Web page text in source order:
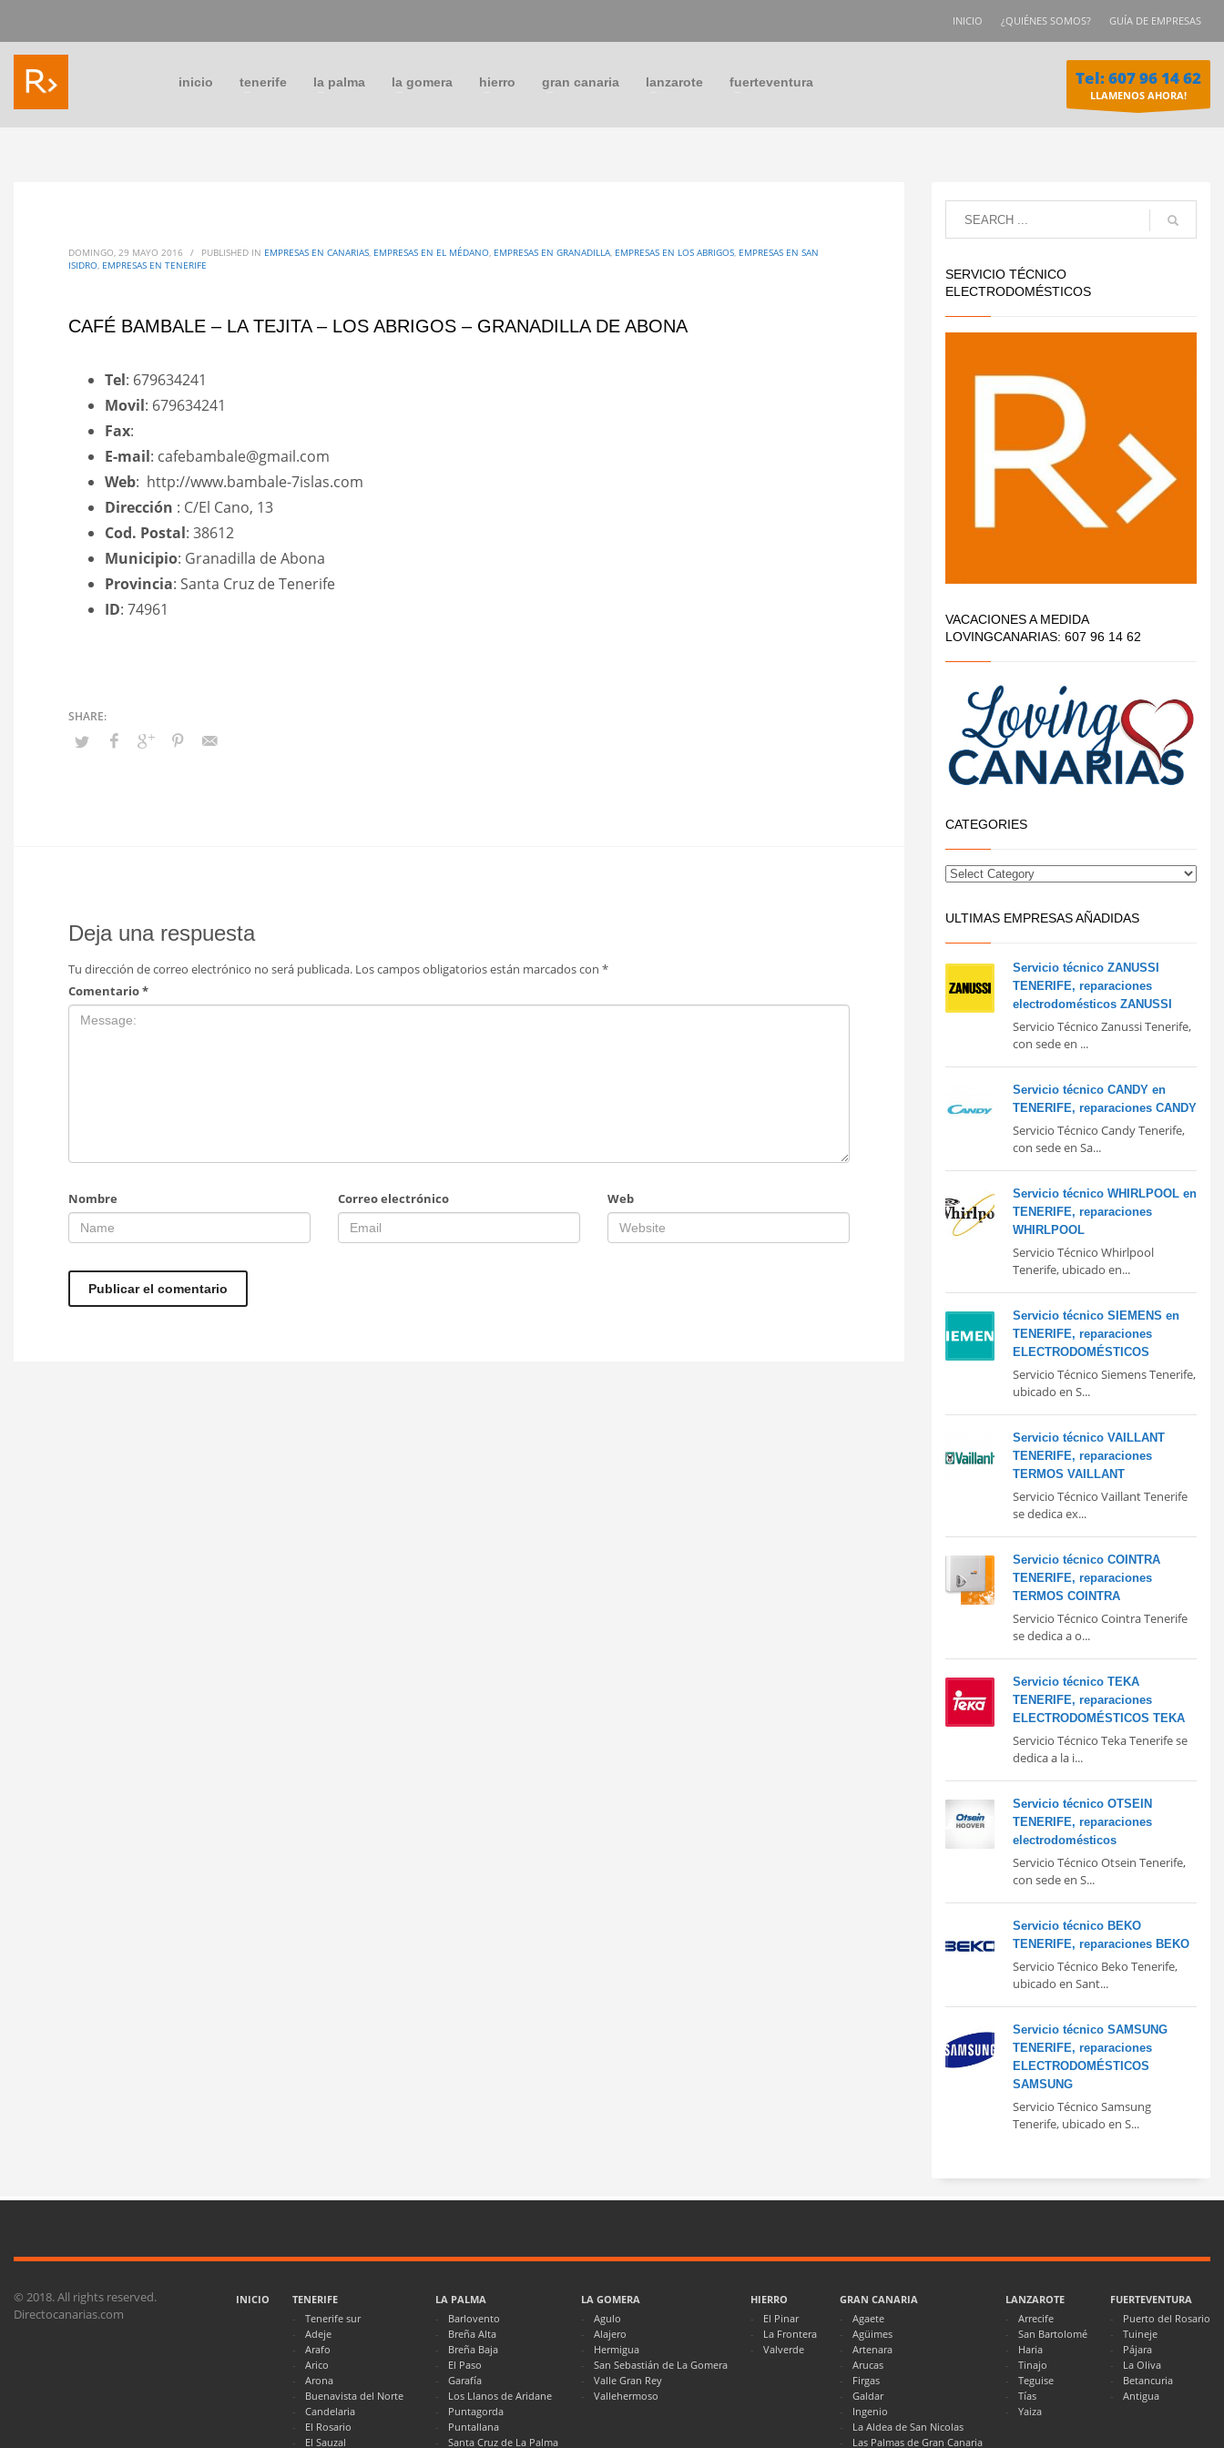
INICIO ¿QUIÉNES SOMOS? GUÍA DE EMPRESAS
inicio tenerife la palma la gomera hierro gran canaria lanzarote fuerteventura Tel: 607 96 14 62
LLAMENOS AHORA!
DOMINGO, 29 MAYO 2016 / PUBLISHED IN EMPRESAS EN CANARIAS, EMPRESAS EN EL MÉDANO, EMPRESAS EN GRANADILLA, EMPRESAS EN LOS ABRIGOS, EMPRESAS EN SAN
ISIDRO, EMPRESAS EN TENERIFE
CAFÉ BAMBALE – LA TEJITA – LOS ABRIGOS – GRANADILLA DE ABONA
Tel: 679634241
Movil: 679634241
Fax:
E-mail: cafebambale@gmail.com
Web: http://www.bambale-7islas.com
Dirección : C/El Cano, 13
Cod. Postal: 38612
Municipio: Granadilla de Abona
Provincia: Santa Cruz de Tenerife
ID: 74961
Deja una respuesta
Tu dirección de correo electrónico no será publicada. Los campos obligatorios están marcados con *
Comentario*
Nombre Correo electrónico Web
SERVICIO TÉCNICO
ELECTRODOMÉSTICOS
VACACIONES A MEDIDA
LOVINGCANARIAS: 607 96 14 62
CATEGORIES
ULTIMAS EMPRESAS AÑADIDAS
Servicio técnico ZANUSSI
TENERIFE, reparaciones
electrodomésticos ZANUSSI
Servicio Técnico Zanussi Tenerife,
con sede en ...
Servicio técnico CANDY en
TENERIFE, reparaciones CANDY
Servicio Técnico Candy Tenerife,
con sede en Sa...
Servicio técnico WHIRLPOOL en
TENERIFE, reparaciones
WHIRLPOOL
Servicio Técnico Whirlpool
Tenerife, ubicado en...
Servicio técnico SIEMENS en
TENERIFE, reparaciones
ELECTRODOMÉSTICOS
Servicio Técnico Siemens Tenerife,
ubicado en S...
Servicio técnico VAILLANT
TENERIFE, reparaciones
TERMOS VAILLANT
Servicio Técnico Vaillant Tenerife
se dedica ex...
Servicio técnico COINTRA
TENERIFE, reparaciones
TERMOS COINTRA
Servicio Técnico Cointra Tenerife
se dedica a o...
Servicio técnico TEKA
TENERIFE, reparaciones
ELECTRODOMÉSTICOS TEKA
Servicio Técnico Teka Tenerife se
dedica a la i...
Servicio técnico OTSEIN
TENERIFE, reparaciones
electrodomésticos
Servicio Técnico Otsein Tenerife,
con sede en S...
Servicio técnico BEKO
TENERIFE, reparaciones BEKO
Servicio Técnico Beko Tenerife,
ubicado en Sant...
Servicio técnico SAMSUNG
TENERIFE, reparaciones
ELECTRODOMÉSTICOS
SAMSUNG
Servicio Técnico Samsung
Tenerife, ubicado en S...
INICIO
TENERIFE
Tenerife sur
Adeje
Arafo
Arico
Arona
Buenavista del Norte
Candelaria
El Rosario
El Sauzal
LA PALMA
Barlovento
Breña Alta
Breña Baja
El Paso
Garafía
Los Llanos de Aridane
Puntagorda
Puntallana
Santa Cruz de La Palma
LA GOMERA
Agulo
Alajero
Hermigua
San Sebastián de La Gomera
Valle Gran Rey
Vallehermoso
HIERRO
El Pinar
La Frontera
Valverde
GRAN CANARIA
Agaete
Agüimes
Artenara
Arucas
Firgas
Galdar
Ingenio
La Aldea de San Nicolas
Las Palmas de Gran Canaria
LANZAROTE
Arrecife
San Bartolomé
Haria
Tinajo
Teguise
Tías
Yaiza
FUERTEVENTURA
Puerto del Rosario
Tuineje
Pájara
La Oliva
Betancuria
Antigua
© 2018. All rights reserved.
Directocanarias.com